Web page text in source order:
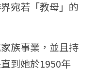
宛若「教母」的
族事業，並且持
到她於1950年